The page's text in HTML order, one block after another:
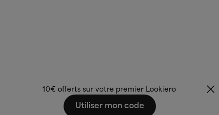
10€ offerts sur votre premier Lookiero
Utiliser mon code